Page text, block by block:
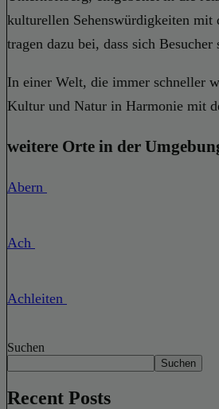
kulturellen Sehenswürdigkeiten mit
tragen dazu bei, dass sich
In einer Welt, die immer schneller
Kultur und Natur in Harmonie mit
weitere Orte in der
Abern
Ach
Achleiten
Suchen
Suchen
Recent Posts